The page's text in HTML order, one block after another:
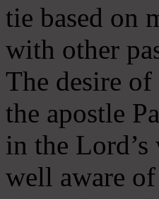
tie based on
with other
The desire
the apostle
in the Lord’s
well aware